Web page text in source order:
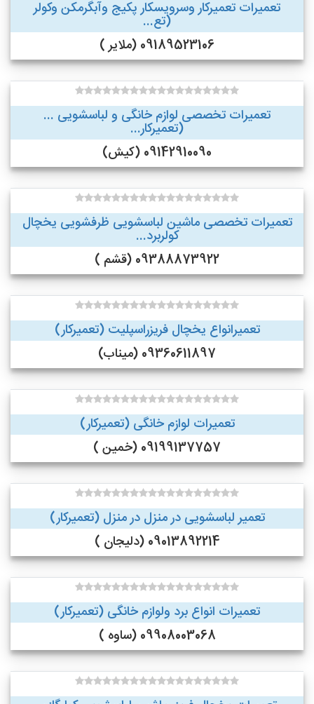
تعمیرات تعمیرکار وسرویسکار پکیج وآبگرمکن وکولر
(تع...
09189523106 (ملایر )
تعمیرات تخصصی لوازم خانگی و لباسشویی ...
(تعمیرکار...
09142910090 (کیش)
تعمیرات تخصصی ماشین لباسشویی ظرفشویی یخچال
کولربرد...
09388873922 (قشم )
تعمیرانواع یخچال فریزراسپلیت (تعمیرکار)
09360611897 (میناب)
تعمیرات لوازم خانگی (تعمیرکار)
09199137757 (خمین )
تعمیر لباسشویی در منزل در منزل (تعمیرکار)
09013892214 (دلیجان )
تعمیرات انواع برد ولوازم خانگی (تعمیرکار)
09908003068 (ساوه )